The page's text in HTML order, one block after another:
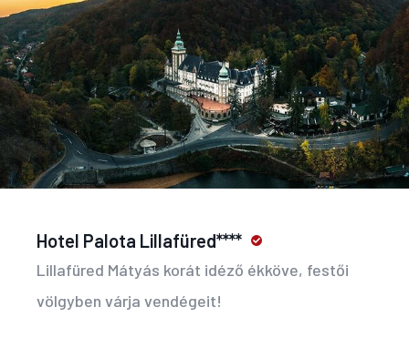
Hotel Palota Lillafüred****
Lillafüred Mátyás korát idéző ékköve, festői
völgyben várja vendégeit!